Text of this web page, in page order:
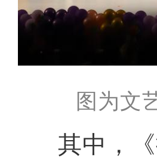
图为文
其中，《